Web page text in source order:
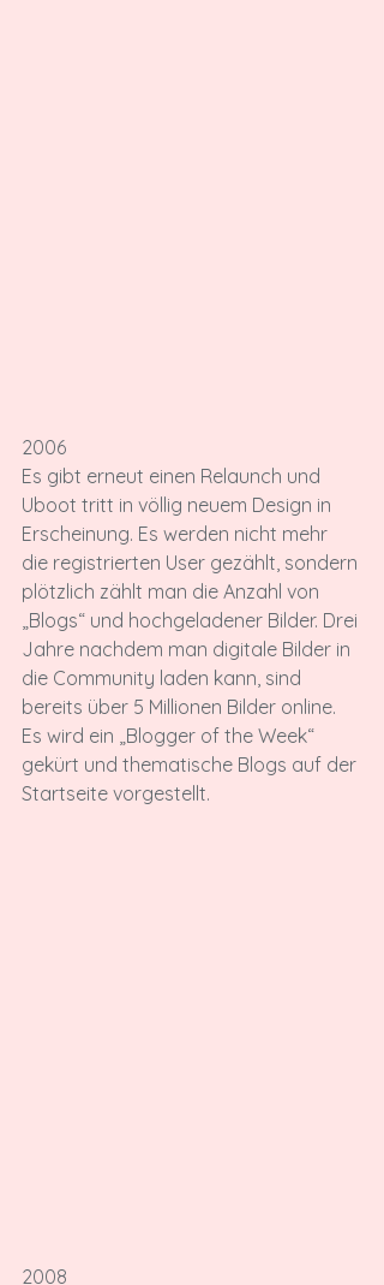
2006
Es gibt erneut einen Relaunch und
Uboot tritt in völlig neuem Design in
Erscheinung. Es werden nicht mehr
die registrierten User gezählt, sondern
plötzlich zählt man die Anzahl von
„Blogs“ und hochgeladener Bilder. Drei
Jahre nachdem man digitale Bilder in
die Community laden kann, sind
bereits über 5 Millionen Bilder online.
Es wird ein „Blogger of the Week“
gekürt und thematische Blogs auf der
Startseite vorgestellt.
2008